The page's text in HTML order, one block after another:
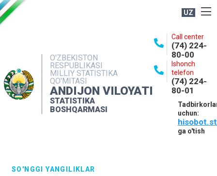
UZ
O'ZBEKISTON
RESPUBLIKASI
MILLIY STATISTIKA
QO'MITASI
ANDIJON VILOYATI
STATISTIKA
BOSHQARMASI
Call center
(74) 224-
80-00
Ishonch
telefon
(74) 224-
80-01
uchun:
ga o'tish
NASHRLAR
INTERAKTIV XIZMATLAR
MATBUOT XIZMATI
MUROJAATLAR
SO'NGGI YANGILIKLAR